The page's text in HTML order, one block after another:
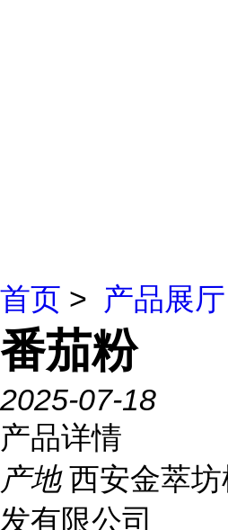
首页 > 产品展厅
番茄粉
2025-07-18
产品详情
产地 西安金萃
发有限公司